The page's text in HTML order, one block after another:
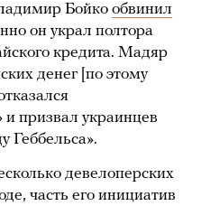
Бойко обвинил
он украл полтора
кредита. Мадяр
денег [по этому
и призвал украинцев
Геббельса».
девелоперских
часть его инициатив